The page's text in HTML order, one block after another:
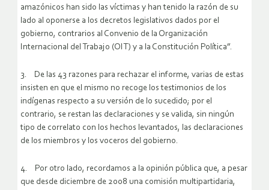
amazónicos han sido las víctimas y han tenido la razón de su
lado al oponerse a los decretos legislativos dados por el
gobierno, contrarios al Convenio de la Organización
Internacional del Trabajo (OIT) y a la Constitución Política”.
3. De las 43 razones para rechazar el informe, varias de estas
insisten en que el mismo no recoge los testimonios de los
indígenas respecto a su versión de lo sucedido; por el
contrario, se restan las declaraciones y se valida, sin ningún
tipo de correlato con los hechos levantados, las declaraciones
de los miembros y los voceros del gobierno.
4. Por otro lado, recordamos a la opinión pública que, a pesar
que desde diciembre de 2008 una comisión multipartidaria,